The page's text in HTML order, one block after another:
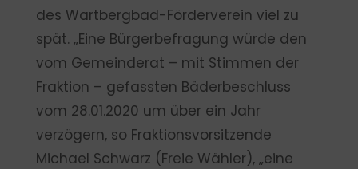
des Wartbergbad-Förderverein viel zu
spät. „Eine Bürgerbefragung würde den
vom Gemeinderat – mit Stimmen der
Fraktion – gefassten Bäderbeschluss
vom 28.01.2020 um über ein Jahr
verzögern, so Fraktionsvorsitzende
Michael Schwarz (Freie Wähler), „eine